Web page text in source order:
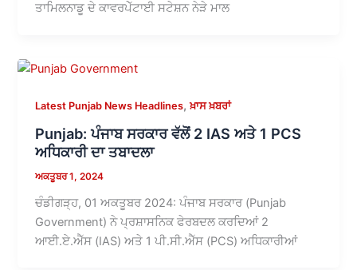
ਤਾਮਿਲਨਾਡੂ ਦੇ ਕਾਵਰਪੇੱਟਾਈ ਸਟੇਸ਼ਨ ਨੇੜੇ ਮਾਲ
Latest Punjab News Headlines,ਖ਼ਾਸ ਖ਼ਬਰਾਂ
Punjab: ਪੰਜਾਬ ਸਰਕਾਰ ਵੱਲੋਂ 2 IAS ਅਤੇ 1 PCS
ਅਧਿਕਾਰੀ ਦਾ ਤਬਾਦਲਾ
ਅਕਤੂਬਰ 1, 2024
ਚੰਡੀਗੜ੍ਹ, 01 ਅਕਤੂਬਰ 2024: ਪੰਜਾਬ ਸਰਕਾਰ (Punjab
Government) ਨੇ ਪ੍ਰਸ਼ਾਸਨਿਕ ਫੇਰਬਦਲ ਕਰਦਿਆਂ 2
ਆਈ.ਏ.ਐੱਸ (IAS) ਅਤੇ 1 ਪੀ.ਸੀ.ਐੱਸ (PCS) ਅਧਿਕਾਰੀਆਂ